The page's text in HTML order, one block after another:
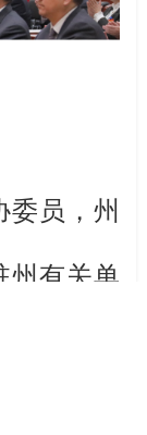
员，州
州有关单